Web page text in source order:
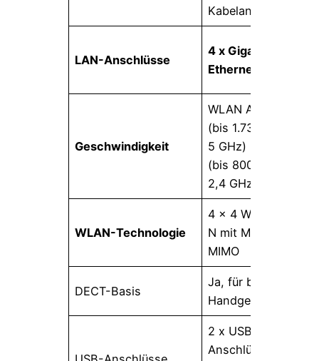
Kabelanschluss
LAN-Anschlüsse
4 x Gigabit-
Ethernet
Geschwindigkeit
WLAN AC + N
(bis 1.733 MBit/s,
5 GHz) und N
(bis 800 MBit/s,
2,4 GHz)
WLAN-Technologie
4 x 4 WLAN AC +
N mit Multi-User-
MIMO
DECT-Basis
Ja, für bis zu 6
Handgeräte
2 x USB-3.0-
Anschlüsse für